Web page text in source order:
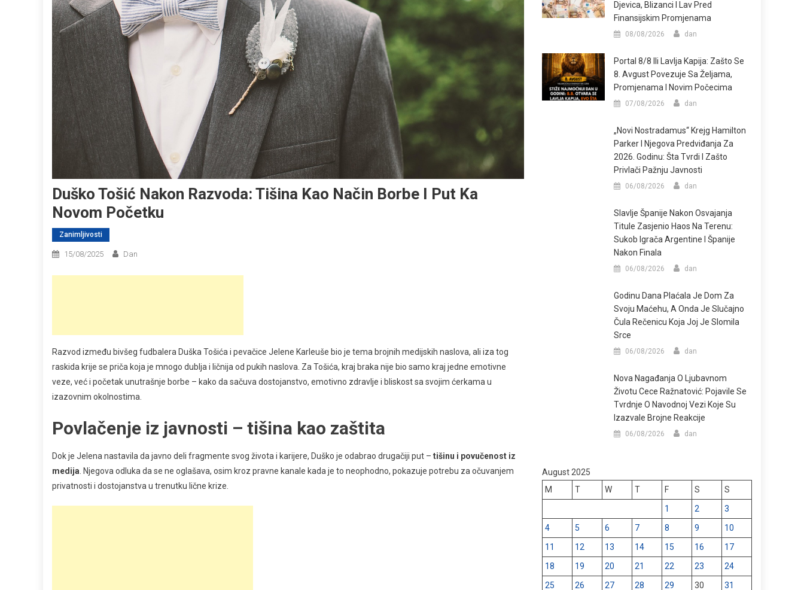
Duško Tošić Nakon Razvoda: Tišina Kao Način Borbe I Put Ka
Novom Početku
Zanimljivosti
15/08/2025 Dan
Razvod između bivšeg fudbalera Duška Tošića i pevačice Jelene Karleuše bio je tema brojnih medijskih naslova, ali iza tog
raskida krije se priča koja je mnogo dublja i ličnija od pukih naslova. Za Tošića, kraj braka nije bio samo kraj jedne emotivne
veze, već i početak unutrašnje borbe – kako da sačuva dostojanstvo, emotivno zdravlje i bliskost sa svojim ćerkama u
izazovnim okolnostima.
Povlačenje iz javnosti – tišina kao zaštita
Dok je Jelena nastavila da javno deli fragmente svog života i karijere, Duško je odabrao drugačiji put – tišinu i povučenost iz
medija . Njegova odluka da se ne oglašava, osim kroz pravne kanale kada je to neophodno, pokazuje potrebu za očuvanjem
privatnosti i dostojanstva u trenutku lične krize.
Djevica, Blizanci I Lav Pred
Finansijskim Promjenama
08/08/2026 dan
Portal 8/8 Ili Lavlja Kapija: Zašto Se
8. Avgust Povezuje Sa Željama,
Promjenama I Novim Počecima
07/08/2026 dan
„Novi Nostradamus“ Krejg Hamilton
Parker I Njegova Predviđanja Za
2026. Godinu: Šta Tvrdi I Zašto
Privlači Pažnju Javnosti
06/08/2026 dan
Slavlje Španije Nakon Osvajanja
Titule Zasjenio Haos Na Terenu:
Sukob Igrača Argentine I Španije
Nakon Finala
06/08/2026 dan
Godinu Dana Plaćala Je Dom Za
Svoju Maćehu, A Onda Je Slučajno
Čula Rečenicu Koja Joj Je Slomila
Srce
06/08/2026 dan
Nova Nagađanja O Ljubavnom
Životu Cece Ražnatović: Pojavile Se
Tvrdnje O Navodnoj Vezi Koje Su
Izazvale Brojne Reakcije
06/08/2026 dan
August 2025
M
T W T F S
S
1
2
3
4
5 6 7 8 9
10
11
12 13 14 15 16
17
18
19 20 21 22 23
24
25
26 27 28 29 30 31